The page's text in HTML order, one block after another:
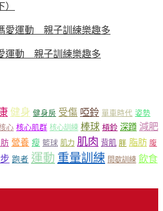
運動 親子訓練樂趣多
健身 健身房 受傷 啞鈴 單車時代 姿勢
心 核心肌群 核心訓練 棒球 槓鈴 深蹲 減肥
營養 瘦 籃球 肌力 肌肉 背肌 胖 脂肪 腹
跑者 運動 重量訓練 間歇訓練 飲食